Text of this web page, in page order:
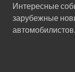
Интересные
зарубежные
автомобилистов.